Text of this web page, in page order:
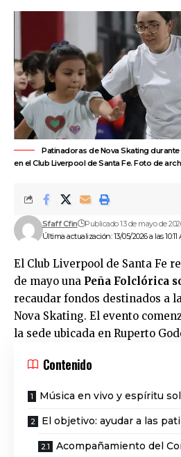
Patinadoras de Nova Skating
en el Club Liverpool de Santa Fe. Foto de
Última actualización: 13/05/2026 a las 10:11
Sfaff Cfin Publicado 13 de mayo de
El Club Liverpool de Santa Fe
de mayo una Peña Folclórica
recaudar fondos destinados a
Nova Skating. El evento
la sede ubicada en Ruperto
Contenido
Música en vivo y espíritu
El objetivo: ayudar a las
Acompañamiento del